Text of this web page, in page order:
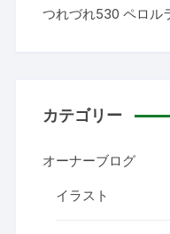
つれづれ530 ペロル
カテゴリー
オーナーブログ
イラスト